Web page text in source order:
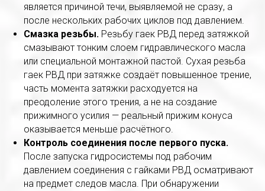
является причиной течи, выявляемой не сразу, а
после нескольких рабочих циклов под давлением.
Смазка резьбы. Резьбу гаек РВД перед затяжкой
смазывают тонким слоем гидравлического масла
или специальной монтажной пастой. Сухая резьба
гаек РВД при затяжке создаёт повышенное трение,
часть момента затяжки расходуется на
преодоление этого трения, а не на создание
прижимного усилия — реальный прижим конуса
оказывается меньше расчётного.
Контроль соединения после первого пуска.
После запуска гидросистемы под рабочим
давлением соединения с гайками РВД осматривают
на предмет следов масла. При обнаружении